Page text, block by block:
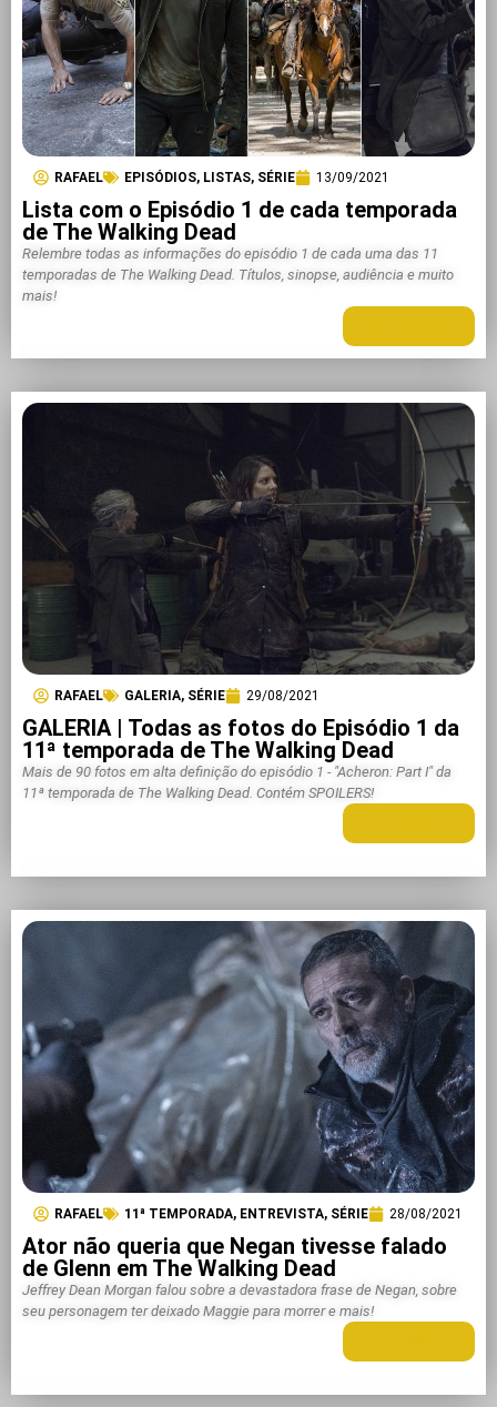
RAFAEL EPISÓDIOS, LISTAS, SÉRIE 13/09/2021
Lista com o Episódio 1 de cada temporada
de The Walking Dead
Relembre todas as informações do episódio 1 de cada uma das 11
temporadas de The Walking Dead. Títulos, sinopse, audiência e muito
mais!
RAFAEL GALERIA, SÉRIE 29/08/2021
GALERIA | Todas as fotos do Episódio 1 da
11ª temporada de The Walking Dead
Mais de 90 fotos em alta definição do episódio 1 - "Acheron: Part I" da
11ª temporada de The Walking Dead. Contém SPOILERS!
RAFAEL 11ª TEMPORADA, ENTREVISTA, SÉRIE 28/08/2021
Ator não queria que Negan tivesse falado
de Glenn em The Walking Dead
Jeffrey Dean Morgan falou sobre a devastadora frase de Negan, sobre
seu personagem ter deixado Maggie para morrer e mais!